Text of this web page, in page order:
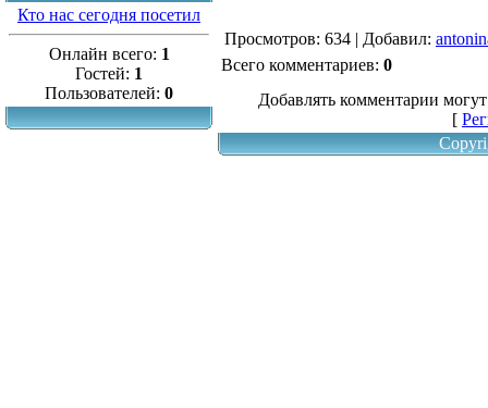
Кто нас сегодня посетил
Онлайн всего: 1
Гостей: 1
Пользователей: 0
Просмотров: 634 | Добавил:
Всего комментариев: 0
Добавлять комментарии
[